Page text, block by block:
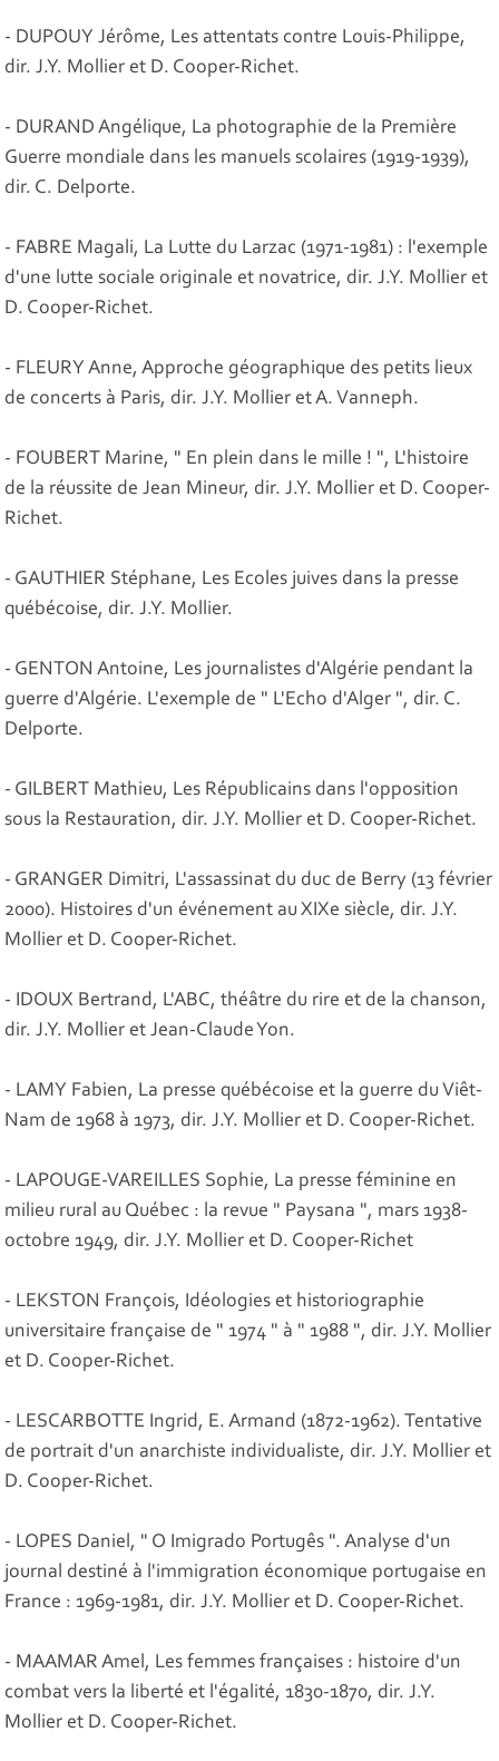
- DUPOUY Jérôme, Les attentats contre Louis-Philippe,
dir. J.Y. Mollier et D. Cooper-Richet.
- DURAND Angélique, La photographie de la Première
Guerre mondiale dans les manuels scolaires (1919-1939),
dir. C. Delporte.
- FABRE Magali, La Lutte du Larzac (1971-1981) : l'exemple
d'une lutte sociale originale et novatrice, dir. J.Y. Mollier et
D. Cooper-Richet.
- FLEURY Anne, Approche géographique des petits lieux
de concerts à Paris, dir. J.Y. Mollier et A. Vanneph.
- FOUBERT Marine, " En plein dans le mille ! ", L'histoire
de la réussite de Jean Mineur, dir. J.Y. Mollier et D. Cooper-
Richet.
- GAUTHIER Stéphane, Les Ecoles juives dans la presse
québécoise, dir. J.Y. Mollier.
- GENTON Antoine, Les journalistes d'Algérie pendant la
guerre d'Algérie. L'exemple de " L'Echo d'Alger ", dir. C.
Delporte.
- GILBERT Mathieu, Les Républicains dans l'opposition
sous la Restauration, dir. J.Y. Mollier et D. Cooper-Richet.
- GRANGER Dimitri, L'assassinat du duc de Berry (13 février
2000). Histoires d'un événement au XIXe siècle, dir. J.Y.
Mollier et D. Cooper-Richet.
- IDOUX Bertrand, L'ABC, théâtre du rire et de la chanson,
dir. J.Y. Mollier et Jean-Claude Yon.
- LAMY Fabien, La presse québécoise et la guerre du Viêt-
Nam de 1968 à 1973, dir. J.Y. Mollier et D. Cooper-Richet.
- LAPOUGE-VAREILLES Sophie, La presse féminine en
milieu rural au Québec : la revue " Paysana ", mars 1938-
octobre 1949, dir. J.Y. Mollier et D. Cooper-Richet
- LEKSTON François, Idéologies et historiographie
universitaire française de " 1974 " à " 1988 ", dir. J.Y. Mollier
et D. Cooper-Richet.
- LESCARBOTTE Ingrid, E. Armand (1872-1962). Tentative
de portrait d'un anarchiste individualiste, dir. J.Y. Mollier et
D. Cooper-Richet.
- LOPES Daniel, " O Imigrado Portugês ". Analyse d'un
journal destiné à l'immigration économique portugaise en
France : 1969-1981, dir. J.Y. Mollier et D. Cooper-Richet.
- MAAMAR Amel, Les femmes françaises : histoire d'un
combat vers la liberté et l'égalité, 1830-1870, dir. J.Y.
Mollier et D. Cooper-Richet.